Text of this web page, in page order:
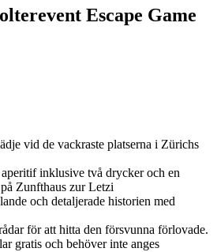
Escape Game
vid de vackraste platserna i Zürichs
inklusive två drycker och en
Zunfthaus zur Letzi
och detaljerade historien med
för att hitta den försvunna förlovade.
gratis och behöver inte anges